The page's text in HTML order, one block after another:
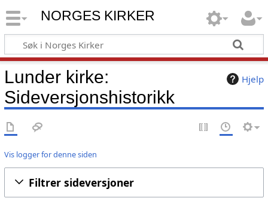
NORGES KIRKER
Hjelp
Lunder kirke:
Sideversjonshistorikk
Vis logger for denne siden
Filtrer sideversjoner